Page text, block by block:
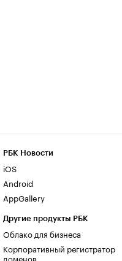
РБК Новости
iOS
Android
AppGallery
Другие продукты РБК
Облако для бизнеса
Корпоративный регистратор
доменов